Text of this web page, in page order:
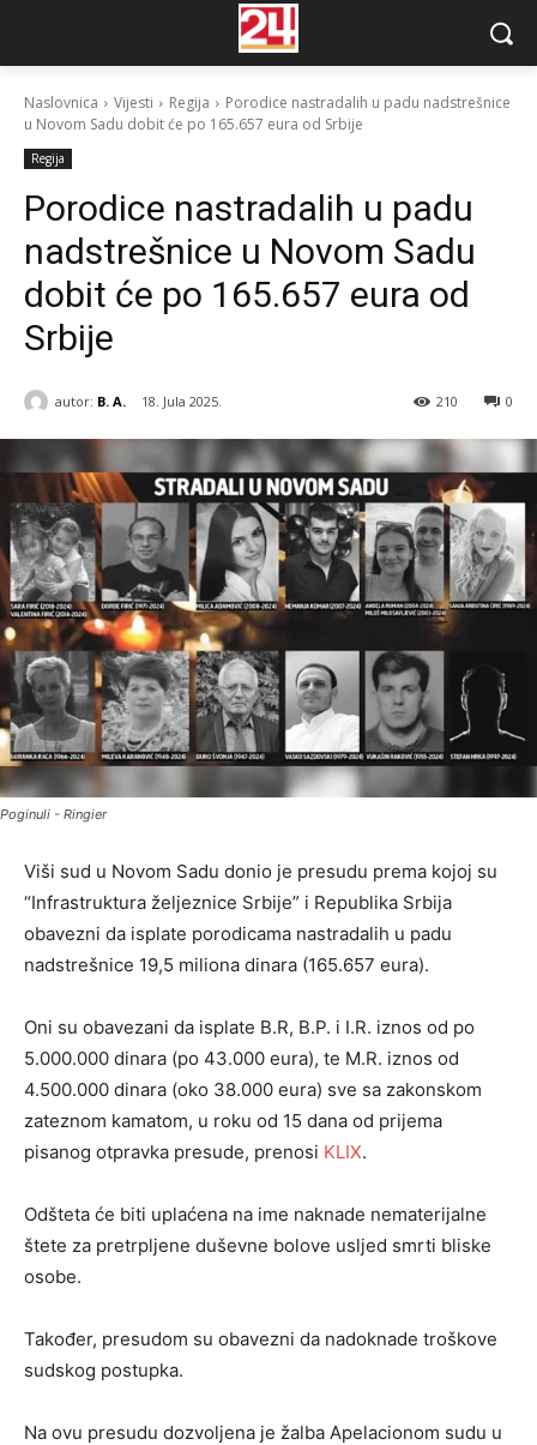
Naslovnica Vijesti Regija
Porodice nastradalih u padu nadstrešnice
u Novom Sadu dobit će po 165.657 eura od Srbije
Regija
Porodice nastradalih u padu
nadstrešnice u Novom Sadu
dobit će po 165.657 eura od
Srbije
autor: B. A. 18. Jula 2025. 0
210
Poginuli - Ringier
Viši sud u Novom Sadu donio je presudu prema kojoj su
“Infrastruktura željeznice Srbije” i Republika Srbija
obavezni da isplate porodicama nastradalih u padu
nadstrešnice 19,5 miliona dinara (165.657 eura).
Oni su obavezani da isplate B.R, B.P. i I.R. iznos od po
5.000.000 dinara (po 43.000 eura), te M.R. iznos od
4.500.000 dinara (oko 38.000 eura) sve sa zakonskom
zateznom kamatom, u roku od 15 dana od prijema
pisanog otpravka presude, prenosi KLIX.
Odšteta će biti uplaćena na ime naknade nematerijalne
štete za pretrpljene duševne bolove usljed smrti bliske
osobe.
Također, presudom su obavezni da nadoknade troškove
sudskog postupka.
Na ovu presudu dozvoljena je žalba Apelacionom sudu u